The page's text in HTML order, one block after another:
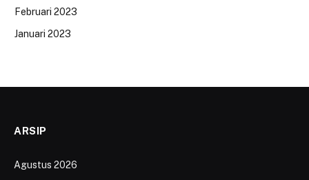
Februari 2023
Januari 2023
ARSIP
Agustus 2026